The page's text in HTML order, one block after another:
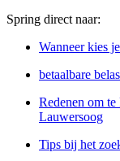
Spring direct naar:
Wanneer kies
betaalbare
Redenen om
Lauwersoog
Tips bij het